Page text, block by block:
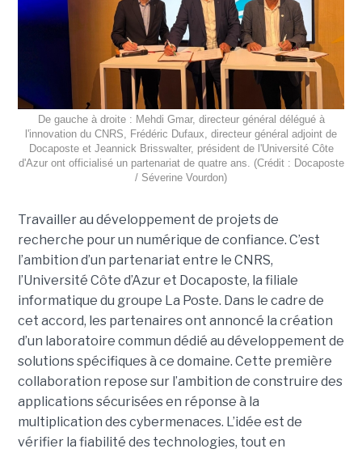
De gauche à droite : Mehdi Gmar, directeur général délégué à
l'innovation du CNRS, Frédéric Dufaux, directeur général adjoint de
Docaposte et Jeannick Brisswalter, président de l'Université Côte
d'Azur ont officialisé un partenariat de quatre ans. (Crédit : Docaposte
/ Séverine Vourdon)
Travailler au développement de projets de
recherche pour un numérique de confiance. C’est
l’ambition d’un partenariat entre le CNRS,
l’Université Côte d’Azur et Docaposte, la filiale
informatique du groupe La Poste. Dans le cadre de
cet accord, les partenaires ont annoncé la création
d’un laboratoire commun dédié au développement de
solutions spécifiques à ce domaine. Cette première
collaboration repose sur l’ambition de construire des
applications sécurisées en réponse à la
multiplication des cybermenaces. L’idée est de
vérifier la fiabilité des technologies, tout en